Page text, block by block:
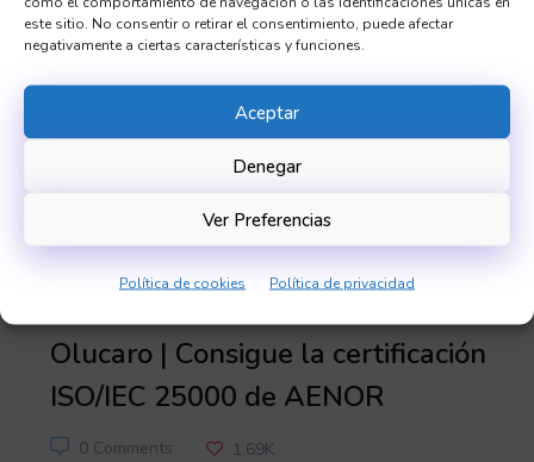
este sitio. No consentir o retirar el consentimiento, puede afectar
negativamente a ciertas características y funciones.
Aceptar
Denegar
Ver Preferencias
Política de cookies Política de privacidad
19 FEBRERO 2019
Olucaro | Consigue la certificación
ISO/IEC 25000 de AENOR
1.69K
0 Comments